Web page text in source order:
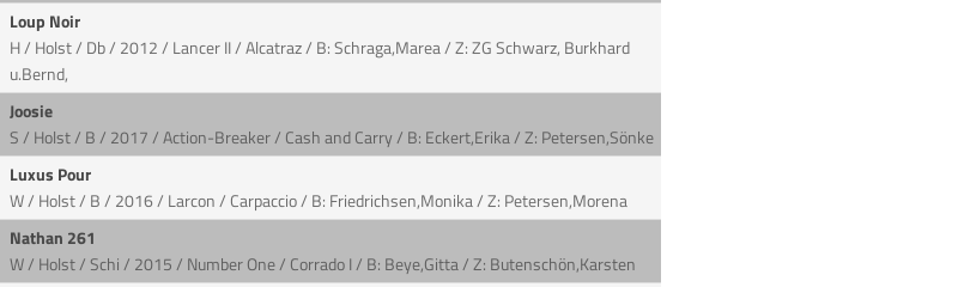
Loup Noir
H / Holst / Db / 2012 / Lancer II / Alcatraz / B: Schraga,Marea / Z: ZG Schwarz, Burkhard
u.Bernd,
Joosie
S / Holst / B / 2017 / Action-Breaker / Cash and Carry / B: Eckert,Erika / Z: Petersen,Sönke
Luxus Pour
W / Holst / B / 2016 / Larcon / Carpaccio / B: Friedrichsen,Monika / Z: Petersen,Morena
Nathan 261
W / Holst / Schi / 2015 / Number One / Corrado I / B: Beye,Gitta / Z: Butenschön,Karsten